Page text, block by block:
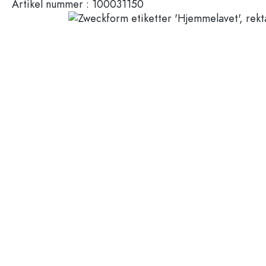
Plastbeholdere
Flasker efter anvendelse
Artikel nummer : 100031150